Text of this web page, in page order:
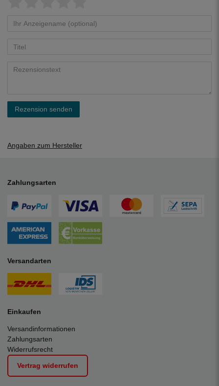
Rezension senden
Angaben zum Hersteller
Zahlungsarten
Versandarten
Einkaufen
Versandinformationen
Zahlungsarten
Widerrufsrecht
Vertrag widerrufen